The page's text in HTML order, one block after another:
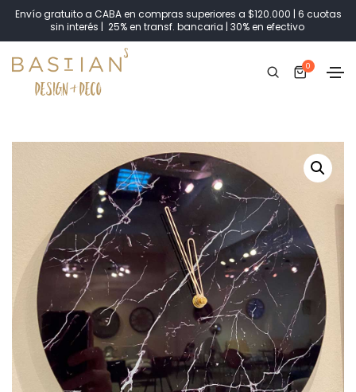
Envío gratuito a CABA en compras superiores a $120.000 | 6 cuotas
sin interés | 25% en transf. bancaria | 30% en efectivo
0